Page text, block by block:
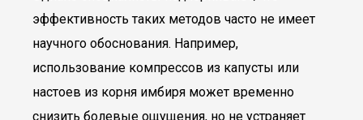
эффективность таких методов часто не имеет
научного обоснования. Например,
использование компрессов из капусты или
настоев из корня имбиря может временно
снизить болевые ощущения, но не устраняет